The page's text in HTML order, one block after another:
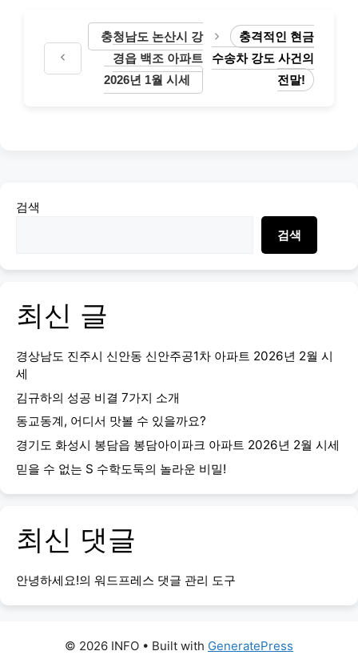
충청남도 논산시 강
경읍 백조 아파트
2026년 1월 시세
충격적인 현금
수송차 강도 사건의
전말!
검색
검색
최신 글
경상남도 진주시 신안동 신안주공1차 아파트 2026년 2월 시
세
김규하의 성공 비결 7가지 소개
동교동계, 어디서 맛볼 수 있을까요?
경기도 화성시 봉담읍 봉담아이파크 아파트 2026년 2월 시세
믿을 수 없는 S 수학도둑의 놀라운 비밀!
최신 댓글
안녕하세요!의 워드프레스 댓글 관리 도구
© 2026 INFO • Built with GeneratePress